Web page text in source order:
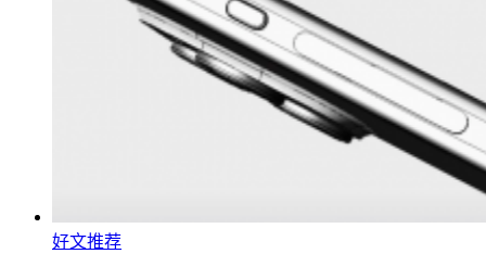
好文推荐